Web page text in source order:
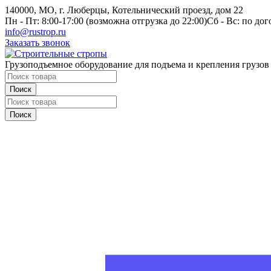
140000, МО, г. Люберцы, Котельнический проезд, дом 22
Пн - Пт: 8:00-17:00 (возможна отгрузка до 22:00)Сб - Вс: по
info@rustrop.ru
Заказать звонок
Грузоподъемное оборудование для подъема и крепления грузов
Поиск
Поиск